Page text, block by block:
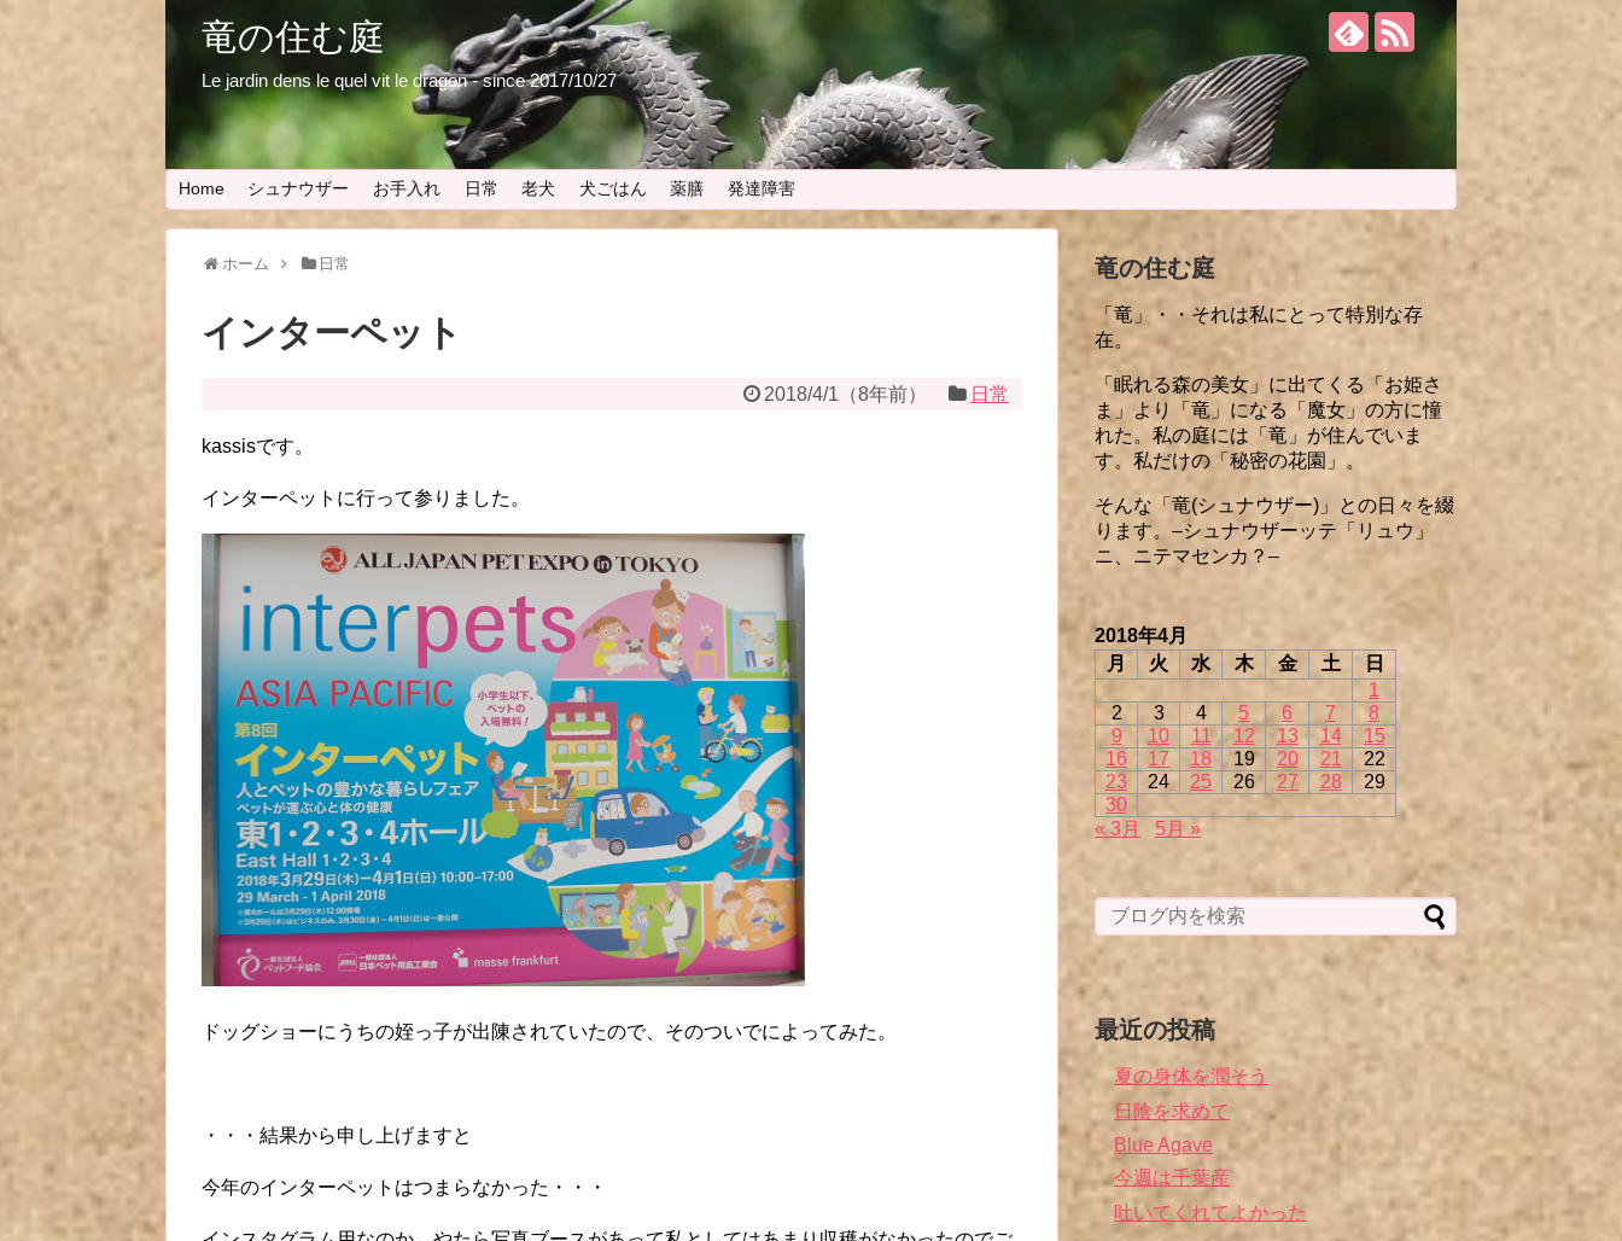
竜の住む庭
Le jardin dens le quel vit le dragon - since 2017/10/27
Home シュナウザー お手入れ 日常 老犬 犬ごはん 薬膳 発達障害
ホーム 日常
インターペット
2018/4/1 （8年前） 日常
kassisです。
インターペットに行って参りました。
ドッグショーにうちの姪っ子が出陳されていたので、そのついでによってみた。
・・・結果から申し上げますと
今年のインターペットはつまらなかった・・・
竜の住む庭
「竜」・・それは私にとって特別な存
在。
「眠れる森の美女」に出てくる「お姫さ
ま」より「竜」になる「魔女」の方に憧
れた。私の庭には「竜」が住んでいま
す。私だけの「秘密の花園」。
そんな「竜(シュナウザー)」との日々を綴
ります。–シュナウザーッテ「リュウ」
ニ、ニテマセンカ？–
2018年4月
月
火 水 木 金 土
日
1
2
3 4 5 6 7
8
9
10 11 12 13 14
15
16
17 18 19 20 21
22
23
24 25 26 27 28
29
30
« 3月
5月 »
最近の投稿
夏の身体を潤そう
日陰を求めて
Blue Agave
今週は千葉産
吐いてくれてよかった